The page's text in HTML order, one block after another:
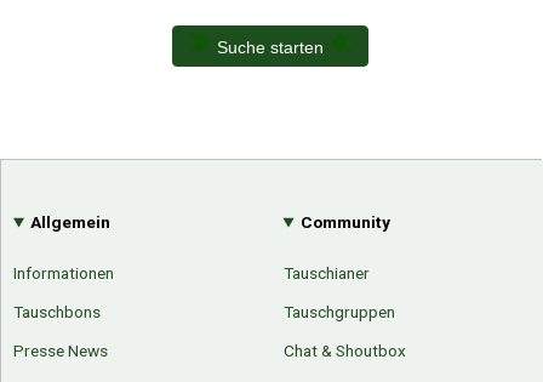
Suche starten
Allgemein
Informationen
Tauschbons
Presse News
Community
Tauschianer
Tauschgruppen
Chat & Shoutbox